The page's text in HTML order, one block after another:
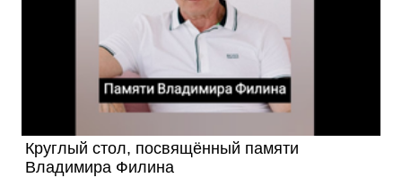
Круглый стол, посвящённый памяти
Владимира Филина